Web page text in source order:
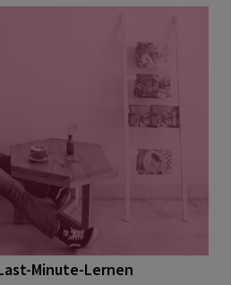
Minute-Lernen